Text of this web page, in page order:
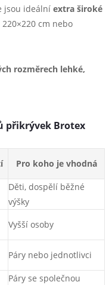
jsou ideální extra široké
220×220 cm nebo
rozměrech lehké,
přikrývek Brotex
Pro koho je vhodná
Děti, dospělí běžné
výšky
Vyšší osoby
Páry nebo jednotlivci
Páry se společnou